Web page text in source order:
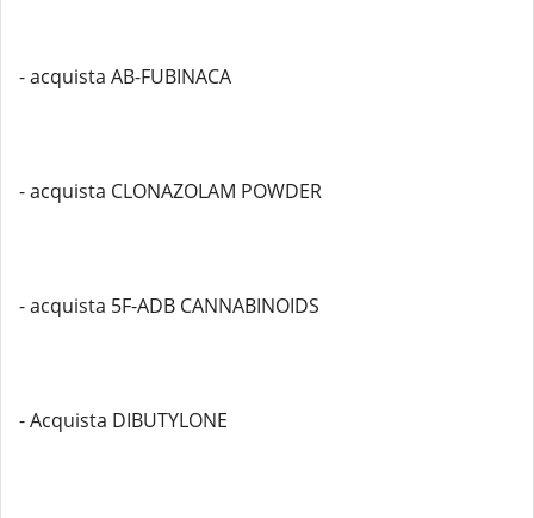
- acquista AB-FUBINACA
- acquista CLONAZOLAM POWDER
- acquista 5F-ADB CANNABINOIDS
- Acquista DIBUTYLONE